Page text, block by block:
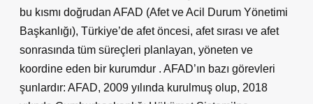
bu kısmı doğrudan AFAD (Afet ve Acil Durum Yönetimi
Başkanlığı), Türkiye’de afet öncesi, afet sırası ve afet
sonrasında tüm süreçleri planlayan, yöneten ve
koordine eden bir kurumdur . AFAD’ın bazı görevleri
şunlardır: AFAD, 2009 yılında kurulmuş olup, 2018